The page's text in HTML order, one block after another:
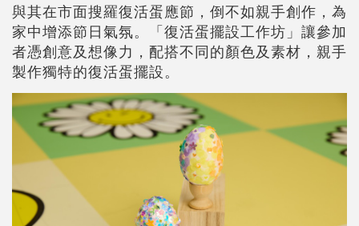
與其在市面搜羅復活蛋應節，倒不如親手創作，為
家中增添節日氣氛。「復活蛋擺設工作坊」讓參加
者憑創意及想像力，配搭不同的顏色及素材，親手
製作獨特的復活蛋擺設。